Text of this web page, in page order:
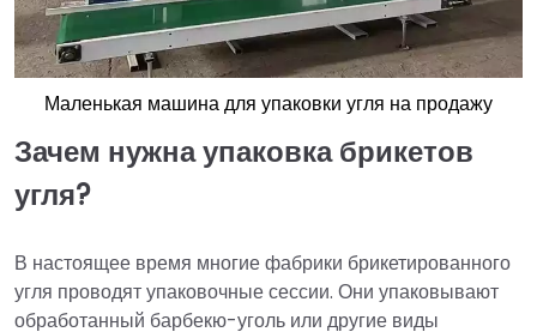
Маленькая машина для упаковки угля на продажу
Зачем нужна упаковка брикетов
угля?
В настоящее время многие фабрики брикетированного
угля проводят упаковочные сессии. Они упаковывают
обработанный барбекю-уголь или другие виды